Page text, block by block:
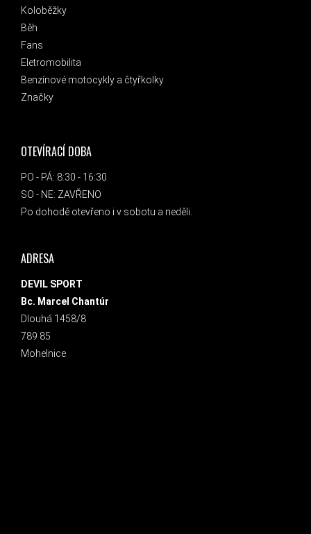
Koloběžky
Běh
Fans
Eletromobilita
Benzínové motocykly a čtyřkolky
Značky
OTEVÍRACÍ DOBA
PO - PÁ: 8:30 - 16:30
SO - NE: ZAVŘENO
Po dohodě otevřeno i v sobotu a neděli.
ADRESA
DEVIL SPORT
Bc. Marcel Chantúr
Dlouhá 1458/8
789 85
Mohelnice